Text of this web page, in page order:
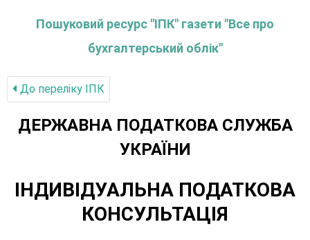
Пошуковий ресурс "ІПК" газети "Все про
бухгалтерський облік"
До переліку IПК
ДЕРЖАВНА ПОДАТКОВА СЛУЖБА
УКРАЇНИ
ІНДИВІДУАЛЬНА ПОДАТКОВА
КОНСУЛЬТАЦІЯ